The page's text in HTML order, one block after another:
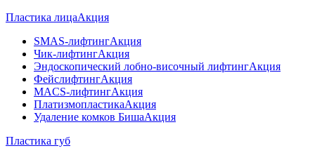
Пластика лицаАкция
SMAS-лифтингАкция
Чик-лифтингАкция
Эндоскопический лобно-височный лифтингАкция
ФейслифтингАкция
MACS-лифтингАкция
ПлатизмопластикаАкция
Удаление комков БишаАкция
Пластика губ